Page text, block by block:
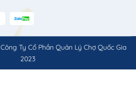
Công Ty Cổ Phần Quản Lý Chợ Quốc Gia
2023